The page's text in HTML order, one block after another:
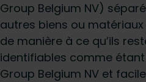
Group Belgium NV)
autres biens ou matériaux
de manière à ce qu’ils
identifiables comme
Group Belgium NV et